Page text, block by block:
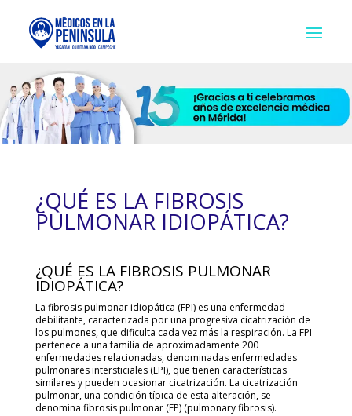
¿QUÉ ES LA FIBROSIS
PULMONAR IDIOPÁTICA?
¿QUÉ ES LA FIBROSIS PULMONAR
IDIOPÁTICA?
La fibrosis pulmonar idiopática (FPI) es una enfermedad
debilitante, caracterizada por una progresiva cicatrización de
los pulmones, que dificulta cada vez más la respiración. La FPI
pertenece a una familia de aproximadamente 200
enfermedades relacionadas, denominadas enfermedades
pulmonares intersticiales (EPI), que tienen características
similares y pueden ocasionar cicatrización. La cicatrización
pulmonar, una condición típica de esta alteración, se
denomina fibrosis pulmonar (FP) (pulmonary fibrosis).